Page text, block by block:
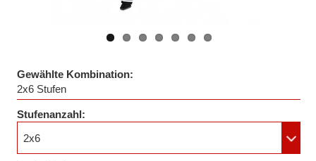
Gewählte Kombination:
2x6 Stufen
Stufenanzahl:
2x6